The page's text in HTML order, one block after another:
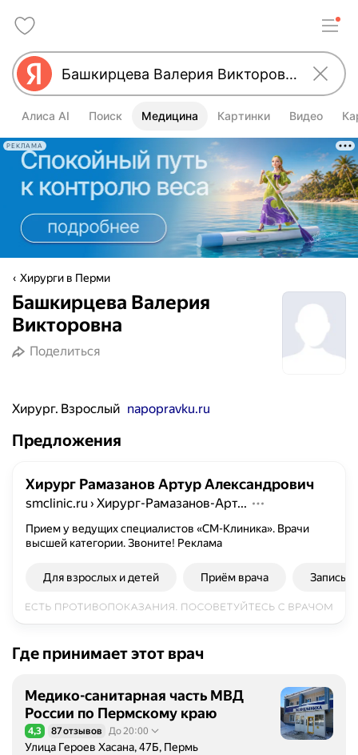
Алиса AI Поиск Медицина Картинки Видео
РЕКЛАМА
Хирурги в Перми
Башкирцева Валерия
Викторовна
Поделиться
Хирург. Взрослый napopravku.ru
Предложения
Хирург Рамазанов Артур Александрович
smclinic.ru › Хирург-Рамазанов-Арт...
Прием у ведущих специалистов «СМ-Клиника». Врачи
высшей категории. Звоните! Реклама
Для взрослых и детей Приём врача Запись
Где принимает этот врач
Медико-санитарная часть МВД
России по Пермскому краю
Рейтинг 4,3 из 5
4,3 87 отзывов До 20:00
Улица Героев Хасана, 47Б, Пермь